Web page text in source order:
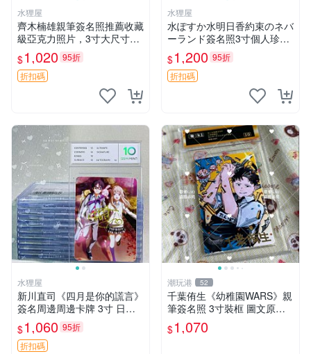
水狸屋
齊木楠雄親筆簽名照推薦收藏
級亞克力照片，3寸大尺寸含
原裝卡磚。 齊木楠雄、麻生
周一、收藏品
$1,020 95折
折扣碼
水狸屋
水ぽすか水明日香約束のネバ
ーランド簽名照3寸個人珍藏
線下簽名包裝嚴實 正版卡磚
附贈 好品收藏 約束のネバー
ランド 紙質 卡磚裝裱
$1,200 95折
折扣碼
水狸屋
新川直司《四月是你的謊言》
簽名周邊周邊卡牌 3寸 日版
中古 默認微瑕 國內發貨 珍藏
紀念 四月是你的謊言 新川直
司 周邊
$1,060 95折
折扣碼
潮玩港 52
千葉侑生《幼稚園WARS》親
筆簽名照 3寸裝框 圖文原稿
嚴選 幼稚園WARS 簽名 照片
$1,070